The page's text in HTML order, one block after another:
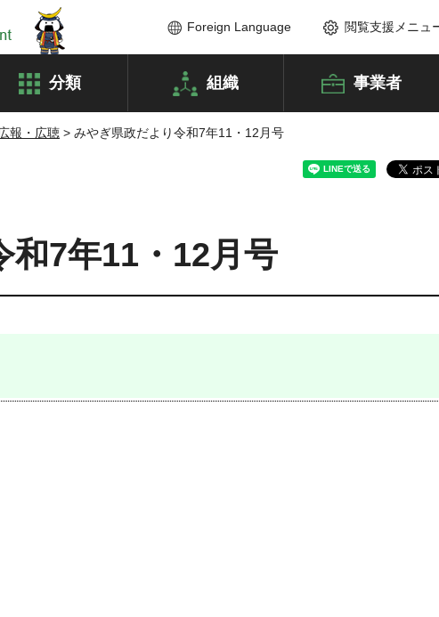
Foreign Language 閲覧支援メニュ
分類 組織 事業者
報・広聴 > みやぎ県政だより令和7年11・12月号
7年11・12月号